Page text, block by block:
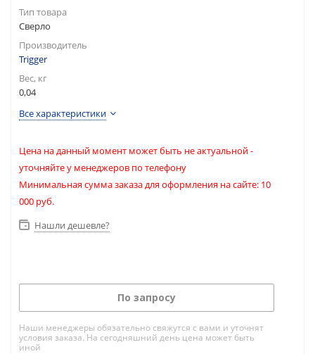
Тип товара
Сверло
Производитель
Trigger
Вес, кг
0,04
Все характеристики
Цена на данный момент может быть не актуальной -
уточняйте у менеджеров по телефону
Минимальная сумма заказа для оформления на сайте: 10
000 руб.
Нашли дешевле?
По запросу
Наши менеджеры обязательно свяжутся с вами и уточнят
условия заказа. На сегодняшний день цена может быть
иной